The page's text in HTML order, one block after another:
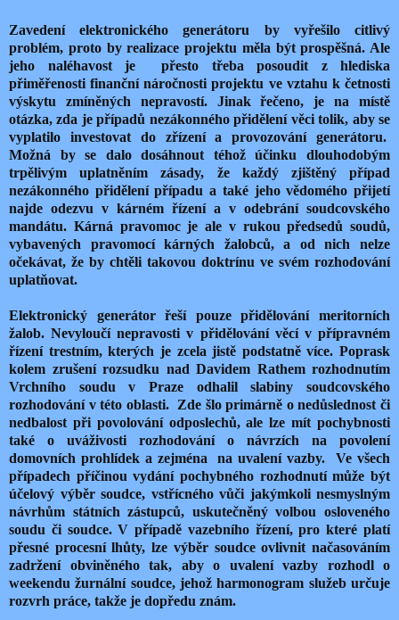
Zavedení elektronického generátoru by vyřešilo citlivý
problém, proto by realizace projektu měla být prospěšná. Ale
jeho naléhavost je přesto třeba posoudit z hlediska
přiměřenosti finanční náročnosti projektu ve vztahu k četnosti
výskytu zmíněných nepravostí. Jinak řečeno, je na místě
otázka, zda je případů nezákonného přidělení věci tolik, aby se
vyplatilo investovat do zřízení a provozování generátoru.
Možná by se dalo dosáhnout téhož účinku dlouhodobým
trpělivým uplatněním zásady, že každý zjištěný případ
nezákonného přidělení případu a také jeho vědomého přijetí
najde odezvu v kárném řízení a v odebrání soudcovského
mandátu. Kárná pravomoc je ale v rukou předsedů soudů,
vybavených pravomocí kárných žalobců, a od nich nelze
očekávat, že by chtěli takovou doktrínu ve svém rozhodování
uplatňovat.
Elektronický generátor řeší pouze přidělování meritorních
žalob. Nevyloučí nepravosti v přidělování věcí v přípravném
řízení trestním, kterých je zcela jistě podstatně více. Poprask
kolem zrušení rozsudku nad Davidem Rathem rozhodnutím
Vrchního soudu v Praze odhalil slabiny soudcovského
rozhodování v této oblasti. Zde šlo primárně o nedůslednost či
nedbalost při povolování odposlechů, ale lze mít pochybnosti
také o uváživosti rozhodování o návrzích na povolení
domovních prohlídek a zejména na uvalení vazby. Ve všech
případech příčinou vydání pochybného rozhodnutí může být
účelový výběr soudce, vstřícného vůči jakýmkoli nesmyslným
návrhům státních zástupců, uskutečněný volbou osloveného
soudu či soudce. V případě vazebního řízení, pro které platí
přesné procesní lhůty, lze výběr soudce ovlivnit načasováním
zadržení obviněného tak, aby o uvalení vazby rozhodl o
weekendu žurnální soudce, jehož harmonogram služeb určuje
rozvrh práce, takže je dopředu znám.